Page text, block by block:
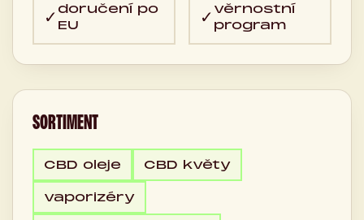
✓ doručení po
EU
✓ věrnostní
program
SORTIMENT
CBD oleje CBD květy
vaporizéry